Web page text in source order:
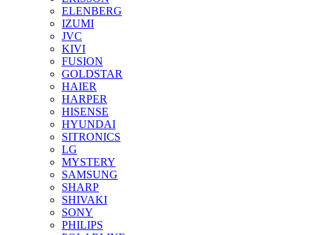
ELENBERG
IZUMI
JVC
KIVI
FUSION
GOLDSTAR
HAIER
HARPER
HISENSE
HYUNDAI
SITRONICS
LG
MYSTERY
SAMSUNG
SHARP
SHIVAKI
SONY
PHILIPS